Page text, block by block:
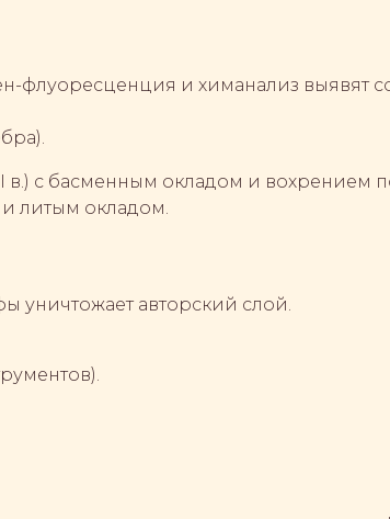
флуоресценция и химанализ выявят
с басменным окладом и вохрением
литым окладом.
уничтожает авторский слой.